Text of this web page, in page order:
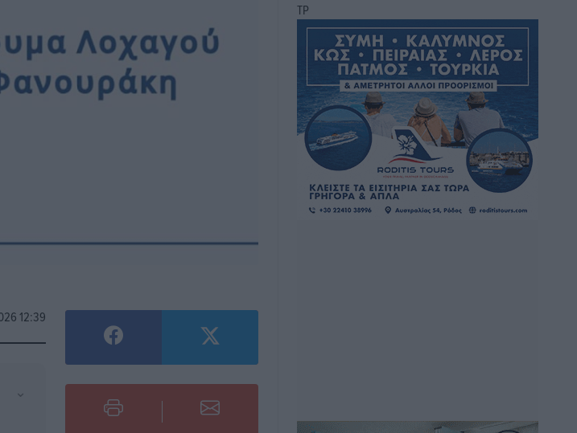
12:39
⌄
ΤΡ